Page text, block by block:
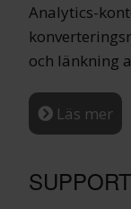
Analytics-
och länkning
Läs mer